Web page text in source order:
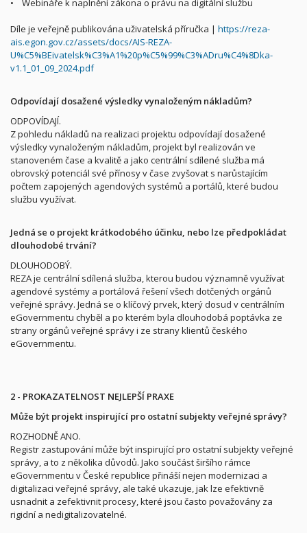
Díle je veřejně publikována uživatelská příručka | https://reza-
ais.egon.gov.cz/assets/docs/AIS-REZA-
U%C5%BEivatelsk%C3%A1%20p%C5%99%C3%ADru%C4%8Dka-
v1.1_01_09_2024.pdf
Odpovídají dosažené výsledky vynaloženým nákladům?
ODPOVÍDAJÍ.
Z pohledu nákladů na realizaci projektu odpovídají dosažené
výsledky vynaloženým nákladům, projekt byl realizován ve
stanoveném čase a kvalitě a jako centrální sdílené služba má
obrovský potenciál své přínosy v čase zvyšovat s narůstajícím
počtem zapojených agendových systémů a portálů, které budou
službu využívat.
Jedná se o projekt krátkodobého účinku, nebo lze předpokládat
dlouhodobé trvání?
DLOUHODOBÝ.
REZA je centrální sdílená služba, kterou budou významně využívat
agendové systémy a portálová řešení všech dotčených orgánů
veřejné správy. Jedná se o klíčový prvek, který dosud v centrálním
eGovernmentu chyběl a po kterém byla dlouhodobá poptávka ze
strany orgánů veřejné správy i ze strany klientů českého
eGovernmentu.
2 - PROKAZATELNOST NEJLEPŠÍ PRAXE
Může být projekt inspirující pro ostatní subjekty veřejné správy?
ROZHODNĚ ANO.
Registr zastupování může být inspirující pro ostatní subjekty veřejné
správy, a to z několika důvodů. Jako součást širšího rámce
eGovernmentu v České republice přináší nejen modernizaci a
digitalizaci veřejné správy, ale také ukazuje, jak lze efektivně
usnadnit a zefektivnit procesy, které jsou často považovány za
rigidní a nedigitalizovatelné.